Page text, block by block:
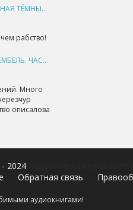
ПРИСВОЕННАЯ ТЁМНЫМ. ПРОКЛЯТАЯ ЛЮБОВЬ - АННА ГЕРР
рабство!
ЧЁРНЫЙ ДЕМБЕЛЬ. ЧАСТЬ 1 - АНДРЕЙ ФЕДИН
Много
описалова
2024
Обратная связь
аудиокнигами!